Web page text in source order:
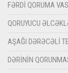
FƏRDI QORUMA
QORUYUCU
AŞAĞI DƏRƏCƏLI
DƏRININ